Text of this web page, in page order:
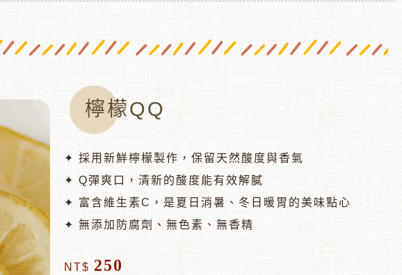
檸檬QQ
✦ 採用新鮮檸檬製作，保留天然酸度與香氣
✦ Q彈爽口，清新的酸度能有效解膩
✦ 富含維生素C，是夏日消暑、冬日暖胃的美味點心
✦ 無添加防腐劑、無色素、無香精
NT$ 250